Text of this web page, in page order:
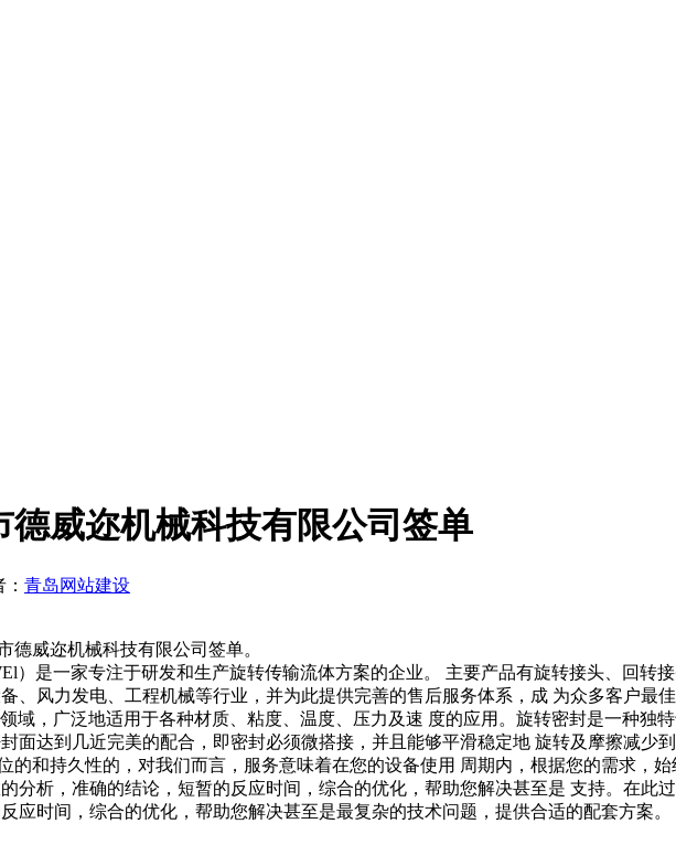
威迩机械科技有限公司签单
青岛网站建设
德威迩机械科技有限公司签单。
）是一家专注于研发和生产旋转传输流体方案的企业。 主要产品有旋转接头、回转
、风力发电、工程机械等行业，并为此提供完善的售后服务体系，成 为众多客户最佳
域，广泛地适用于各种材质、粘度、温度、压力及速 度的应用。旋转密封是一种独
面达到几近完美的配合，即密封必须微搭接，并且能够平滑稳定地 旋转及摩擦减少
的和持久性的，对我们而言，服务意味着在您的设备使用 周期内，根据您的需求，
分析，准确的结论，短暂的反应时间，综合的优化，帮助您解决甚至是 支持。在此
应时间，综合的优化，帮助您解决甚至是最复杂的技术问题，提供合适的配套方案。